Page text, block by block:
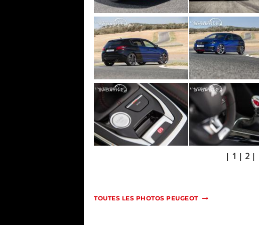
| 1 | 2 |
TOUTES LES PHOTOS PEUGEOT